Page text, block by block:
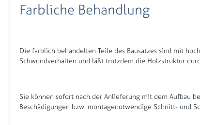
Farbliche Behandlung
Die farblich behandelten Teile des Bausatzes sind mit
Schwundverhalten und läßt trotzdem die Holzstruktur
Sie können sofort nach der Anlieferung mit dem Aufbau
Beschädigungen bzw. montagenotwendige Schnitt- und